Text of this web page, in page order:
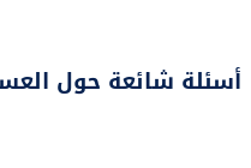
أسئلة شائعة حول